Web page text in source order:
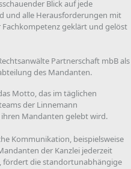
Blick auf jede
und alle Herausforderungen mit
geklärt und gelöst
Partnerschaft mbB als
des Mandanten.
Motto, das im täglichen
der Linnemann
Mandanten gelebt wird.
Kommunikation, beispielsweise
der Kanzlei jederzeit
fördert die standortunabhängige